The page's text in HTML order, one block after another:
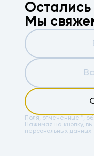
Мы
Поля, отмеченные *,
Нажимая на кнопку,
персональных данных.